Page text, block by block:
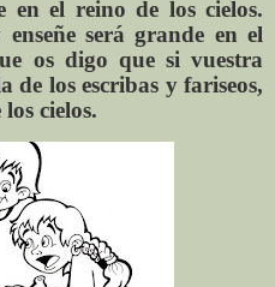
en el reino de los cielos.
será grande en el
os digo que si vuestra
de los escribas y fariseos,
cielos.